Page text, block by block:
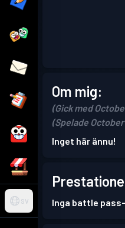
SV
Om mig:
(Gick med
(Spelade
Inget här ännu!
Inga battle